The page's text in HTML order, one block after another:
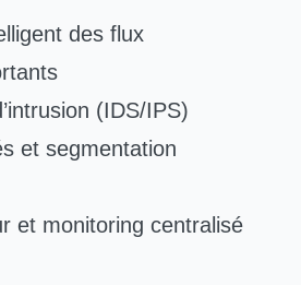
des flux
(IDS/IPS)
et segmentation
et monitoring centralisé